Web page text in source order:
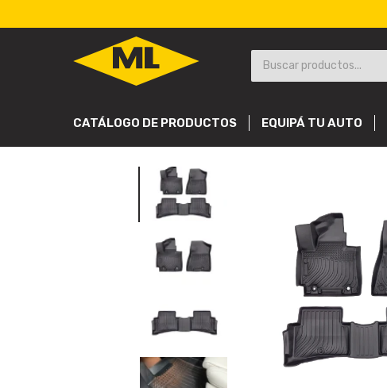
CATÁLOGO DE PRODUCTOS EQUIPÁ TU AUTO